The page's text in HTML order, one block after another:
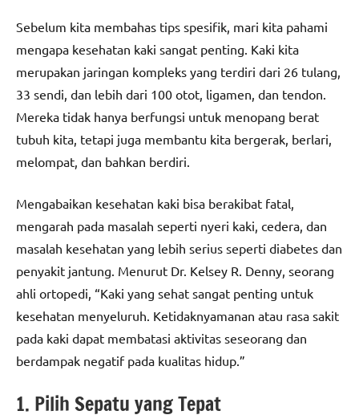
Sebelum kita membahas tips spesifik, mari kita pahami
mengapa kesehatan kaki sangat penting. Kaki kita
merupakan jaringan kompleks yang terdiri dari 26 tulang,
33 sendi, dan lebih dari 100 otot, ligamen, dan tendon.
Mereka tidak hanya berfungsi untuk menopang berat
tubuh kita, tetapi juga membantu kita bergerak, berlari,
melompat, dan bahkan berdiri.
Mengabaikan kesehatan kaki bisa berakibat fatal,
mengarah pada masalah seperti nyeri kaki, cedera, dan
masalah kesehatan yang lebih serius seperti diabetes dan
penyakit jantung. Menurut Dr. Kelsey R. Denny, seorang
ahli ortopedi, “Kaki yang sehat sangat penting untuk
kesehatan menyeluruh. Ketidaknyamanan atau rasa sakit
pada kaki dapat membatasi aktivitas seseorang dan
berdampak negatif pada kualitas hidup.”
1. Pilih Sepatu yang Tepat